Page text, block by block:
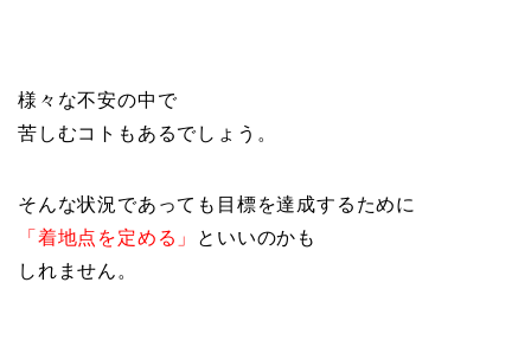
様々な不安の中で
苦しむコトもあるでしょう。
そんな状況であっても目標を達成するために
「着地点を定める」
といいのかも
しれません。